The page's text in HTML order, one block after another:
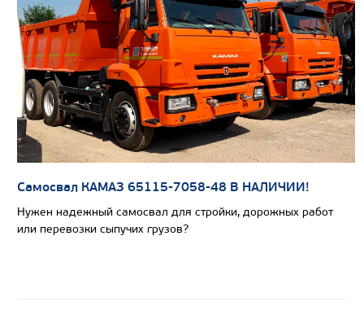
Цена по запросу
Производитель
Нагрузка на ССУ, кг
21575/
Экологический класс
Колесная формула
Узнать цену
Самосвал КАМАЗ 65115-7058-48 В НАЛИЧИИ!
Нужен надежный самосвал для стройки, дорожных работ
или перевозки сыпучих грузов?